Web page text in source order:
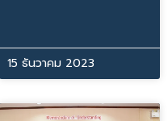
15 ธันวาคม 2023